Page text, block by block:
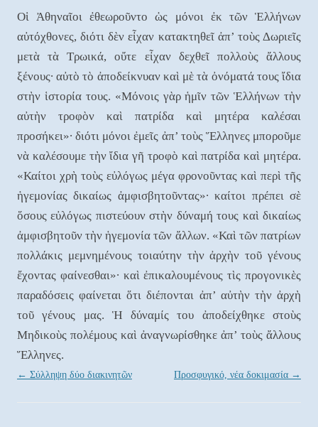
Οἱ Ἀθηναῖοι ἐθεωροῦντο ὡς μόνοι ἐκ τῶν Ἑλλήνων
αὐτόχθονες, διότι δὲν εἶχαν κατακτηθεῖ ἀπ’ τοὺς Δωριεῖς
μετὰ τὰ Τρωικά, οὔτε εἶχαν δεχθεῖ πολλοὺς ἄλλους
ξένους∙ αὐτὸ τὸ ἀποδείκνυαν καὶ μὲ τὰ ὀνόματά τους ἴδια
στὴν ἱστορία τους. «Μόνοις γὰρ ἡμῖν τῶν Ἑλλήνων τὴν
αὐτὴν τροφὸν καὶ πατρίδα καὶ μητέρα καλέσαι
προσήκει»∙ διότι μόνοι ἐμεῖς ἀπ’ τοὺς Ἕλληνες μποροῦμε
νὰ καλέσουμε τὴν ἴδια γῆ τροφὸ καὶ πατρίδα καὶ μητέρα.
«Καίτοι χρὴ τοὺς εὐλόγως μέγα φρονοῦντας καὶ περὶ τῆς
ἡγεμονίας δικαίως ἀμφισβητοῦντας»∙ καίτοι πρέπει σὲ
ὅσους εὐλόγως πιστεύουν στὴν δύναμή τους καὶ δικαίως
ἀμφισβητοῦν τὴν ἡγεμονία τῶν ἄλλων. «Καὶ τῶν πατρίων
πολλάκις μεμνημένους τοιαύτην τὴν ἀρχὴν τοῦ γένους
ἔχοντας φαίνεσθαι»∙ καὶ ἐπικαλουμένους τὶς προγονικὲς
παραδόσεις φαίνεται ὅτι διέπονται ἀπ’ αὐτὴν τὴν ἀρχὴ
τοῦ γένους μας. Ἡ δύναμίς του ἀποδείχθηκε στοὺς
Μηδικοὺς πολέμους καὶ ἀναγνωρίσθηκε ἀπ’ τοὺς ἄλλους
Ἕλληνες.
Post navigation
← Σύλληψη δύο διακινητῶν Προσφυγικό, νέα δοκιμασία →